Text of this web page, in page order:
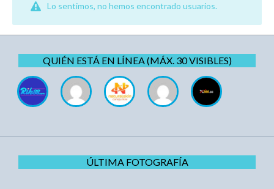
Lo sentimos, no hemos encontrado usuarios.
QUIÉN ESTÁ EN LÍNEA (MÁX. 30 VISIBLES)
ÚLTIMA FOTOGRAFÍA